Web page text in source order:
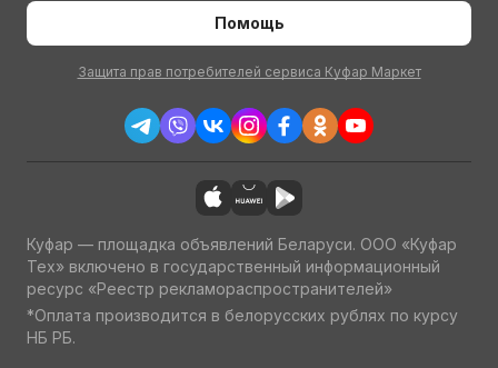
Помощь
Защита прав потребителей сервиса Куфар Маркет
Куфар — площадка объявлений Беларуси. ООО «Куфар
Тех» включено в государственный информационный
ресурс «Реестр рекламораспространителей»
*Оплата производится в белорусских рублях по курсу
НБ РБ.